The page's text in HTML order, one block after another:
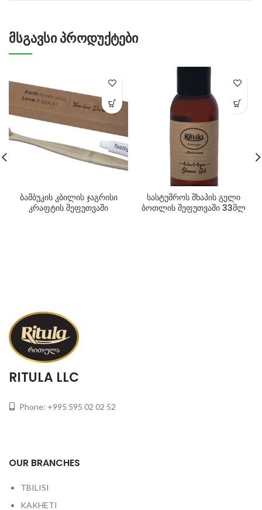
ᲛᲡᲒᲐᲕᲡᲘ ᲞᲠᲝᲓᲣᲥᲢᲔᲑᲘ
ბამბუკის კბილის ჯაგრისი
კრაფტის შეფუთვაში
სასტუმროს შხაპის გელი
ბოთლის შეფუთვაში 33მლ
RITULA LLC
Phone: +995 595 02 02 52
OUR BRANCHES
TBILISI
KAKHETI